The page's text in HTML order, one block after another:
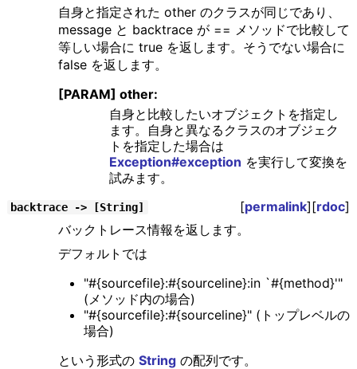
自身と指定された other のクラスが同じであり、
message と backtrace が == メソッドで比較して
等しい場合に true を返します。そうでない場合に
false を返します。
[PARAM] other:
自身と比較したいオブジェクトを指定し
ます。自身と異なるクラスのオブジェク
トを指定した場合は
Exception#exception を実行して変換を
試みます。
backtrace -> [String] [permalink][rdoc]
バックトレース情報を返します。
デフォルトでは
"#{sourcefile}:#{sourceline}:in `#{method}'"
(メソッド内の場合)
"#{sourcefile}:#{sourceline}" (トップレベルの
場合)
という形式の Stringの配列です。